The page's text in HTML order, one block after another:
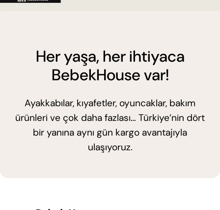
Her yaşa, her ihtiyaca
BebekHouse var!
Ayakkabılar, kıyafetler, oyuncaklar, bakım
ürünleri ve çok daha fazlası… Türkiye’nin dört
bir yanına aynı gün kargo avantajıyla
ulaşıyoruz.